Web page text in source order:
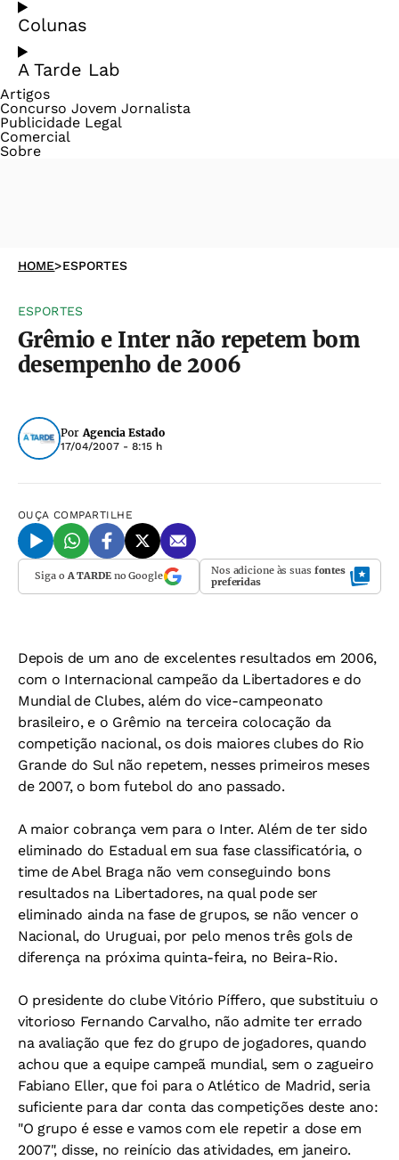
Colunas
A Tarde Lab
Artigos
Concurso Jovem Jornalista
Publicidade Legal
Comercial
Sobre
HOME>ESPORTES
ESPORTES
Grêmio e Inter não repetem bom
desempenho de 2006
Por Agencia Estado
17/04/2007 - 8:15 h
OUÇA COMPARTILHE
Siga oA TARDEno Google Nos adicione às suas fontes
preferidas
Depois de um ano de excelentes resultados em 2006,
com o Internacional campeão da Libertadores e do
Mundial de Clubes, além do vice-campeonato
brasileiro, e o Grêmio na terceira colocação da
competição nacional, os dois maiores clubes do Rio
Grande do Sul não repetem, nesses primeiros meses
de 2007, o bom futebol do ano passado.
A maior cobrança vem para o Inter. Além de ter sido
eliminado do Estadual em sua fase classificatória, o
time de Abel Braga não vem conseguindo bons
resultados na Libertadores, na qual pode ser
eliminado ainda na fase de grupos, se não vencer o
Nacional, do Uruguai, por pelo menos três gols de
diferença na próxima quinta-feira, no Beira-Rio.
O presidente do clube Vitório Píffero, que substituiu o
vitorioso Fernando Carvalho, não admite ter errado
na avaliação que fez do grupo de jogadores, quando
achou que a equipe campeã mundial, sem o zagueiro
Fabiano Eller, que foi para o Atlético de Madrid, seria
suficiente para dar conta das competições deste ano:
"O grupo é esse e vamos com ele repetir a dose em
2007", disse, no reinício das atividades, em janeiro.